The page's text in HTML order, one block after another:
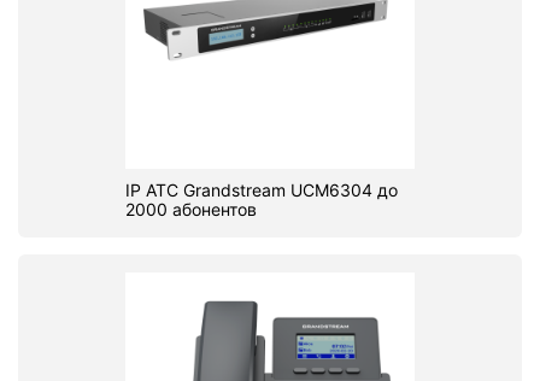
IP АТС Grandstream UCM6304 до
2000 абонентов